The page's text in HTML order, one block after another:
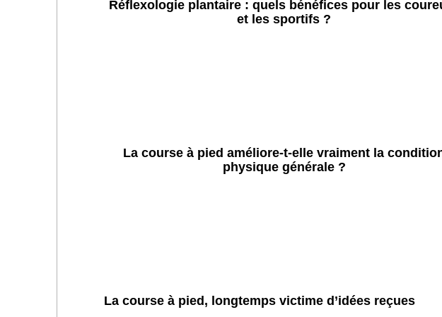
Réflexologie plantaire : quels bénéfices pour les
et les sportifs ?
La course à pied améliore-t-elle vraiment la
physique générale ?
La course à pied, longtemps victime d’idées reçues